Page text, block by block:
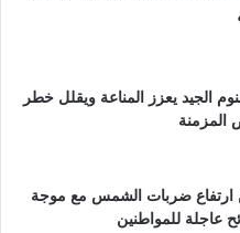
الجيد يعزز المناعة ويقلل خطر
المزمنة
ارتفاع ضربات الشمس مع موجة
عاجلة للمواطنين